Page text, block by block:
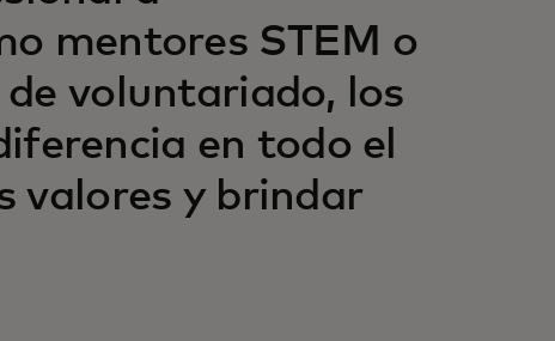
mentores STEM o
voluntariado, los
en todo el
valores y brindar